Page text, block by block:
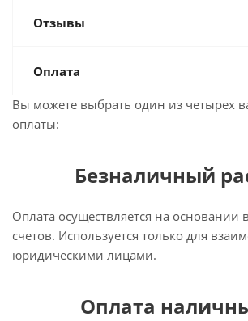
Отзывы
Оплата
Вы можете выбрать один из четырех
оплаты:
Безналичный
Оплата осуществляется на основании
счетов. Используется только для
юридическими лицами.
Оплата